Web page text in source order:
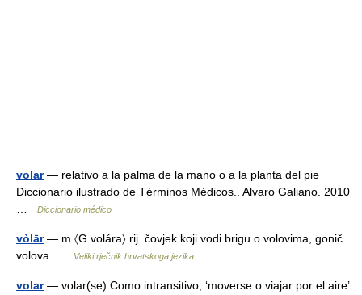
volar— relativo a la palma de la mano o a la planta del pie
Diccionario ilustrado de Términos Médicos.. Alvaro Galiano. 2010
Diccionario médico
vòlār— m 〈G volára〉 rij. čovjek koji vodi brigu o volovima, gonič
volova …
Veliki rječnik hrvatskoga jezika
volar— volar(se) Como intransitivo, ‘moverse o viajar por el aire’